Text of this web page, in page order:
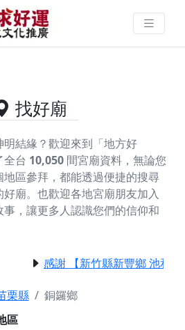
好廟資料｜拜好廟
有緣的信仰
找好廟
結緣？歡迎來到「地方好
全台 10,050 間宮廟資料，無論您
區參拜，都能透過便捷的搜尋
廟。 也歡迎各地宮廟朋友加入
，讓更多人認識您們的信仰和
感謝 【新竹縣新豐鄉 池和宮
栗縣
銅鑼鄉
區